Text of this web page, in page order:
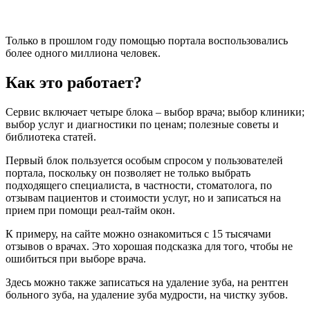
Только в прошлом году помощью портала воспользовались
более одного миллиона человек.
Как это работает?
Сервис включает четыре блока – выбор врача; выбор клиники;
выбор услуг и диагностики по ценам; полезные советы и
библиотека статей.
Первый блок пользуется особым спросом у пользователей
портала, поскольку он позволяет не только выбрать
подходящего специалиста, в частности, стоматолога, по
отзывам пациентов и стоимости услуг, но и записаться на
прием при помощи реал-тайм окон.
К примеру, на сайте можно ознакомиться с 15 тысячами
отзывов о врачах. Это хорошая подсказка для того, чтобы не
ошибиться при выборе врача.
Здесь можно также записаться на удаление зуба, на рентген
больного зуба, на удаление зуба мудрости, на чистку зубов.